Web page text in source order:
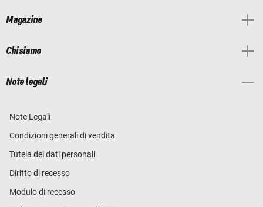
Magazine
Chi siamo
Note legali
Note Legali
Condizioni generali di vendita
Tutela dei dati personali
Diritto di recesso
Modulo di recesso